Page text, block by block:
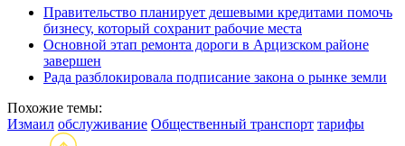
Правительство планирует дешевыми кредитами помочь
бизнесу, который сохранит рабочие места
Основной этап ремонта дороги в Арцизском районе
завершен
Рада разблокировала подписание закона о рынке земли
Похожие темы:
Измаил обслуживание Общественный транспорт тарифы